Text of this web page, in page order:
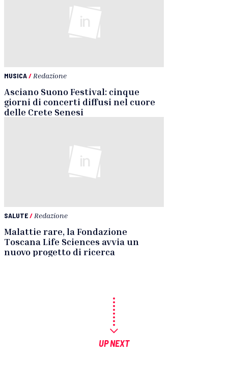
MUSICA/ Redazione
Asciano Suono Festival: cinque
giorni di concerti diffusi nel cuore
delle Crete Senesi
SALUTE/ Redazione
Malattie rare, la Fondazione
Toscana Life Sciences avvia un
nuovo progetto di ricerca
UP NEXT